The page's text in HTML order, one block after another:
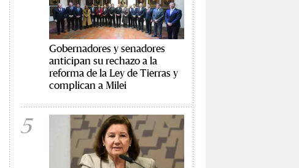
Gobernadores y senadores
anticipan su rechazo a la
reforma de la Ley de Tierras y
complican a Milei
5